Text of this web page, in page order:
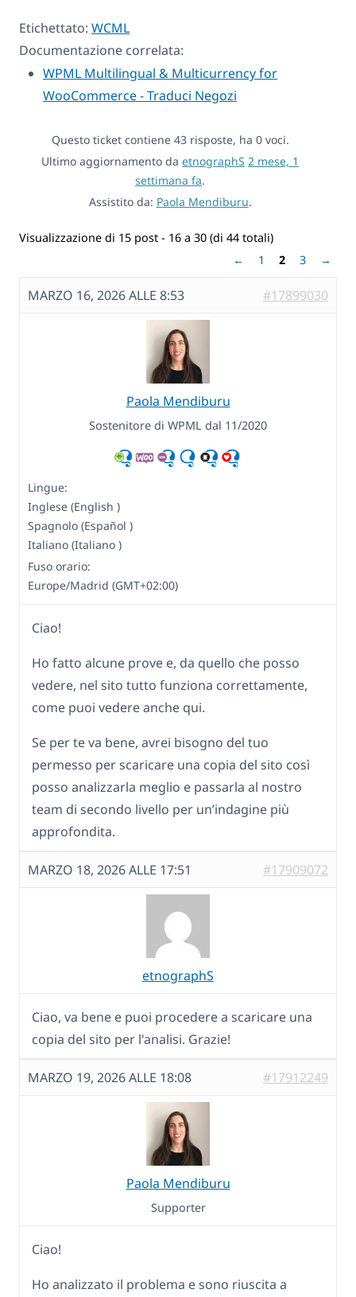
Etichettato: WCML
Documentazione correlata:
WPML Multilingual & Multicurrency for
WooCommerce - Traduci Negozi
Questo ticket contiene 43 risposte, ha 0 voci.
Ultimo aggiornamento da etnographS 2 mese, 1
settimana fa.
Assistito da: Paola Mendiburu.
Visualizzazione di 15 post - 16 a 30 (di 44 totali)
←
1 2 3 →
MARZO 16, 2026 ALLE 8:53 #17899030
Paola Mendiburu
Sostenitore di WPML dal 11/2020
Lingue:
Inglese (English )
Spagnolo (Español )
Italiano (Italiano )
Fuso orario:
Europe/Madrid (GMT+02:00)
Ciao!
Ho fatto alcune prove e, da quello che posso
vedere, nel sito tutto funziona correttamente,
come puoi vedere anche qui.
Se per te va bene, avrei bisogno del tuo
permesso per scaricare una copia del sito così
posso analizzarla meglio e passarla al nostro
team di secondo livello per un’indagine più
approfondita.
MARZO 18, 2026 ALLE 17:51 #17909072
etnographS
Ciao, va bene e puoi procedere a scaricare una
copia del sito per l'analisi. Grazie!
MARZO 19, 2026 ALLE 18:08 #17912249
Paola Mendiburu
Supporter
Ciao!
Ho analizzato il problema e sono riuscita a